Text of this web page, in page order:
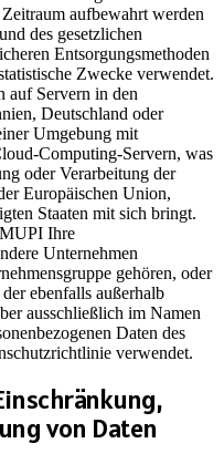
aufbewahrt werden
des gesetzlichen
Entsorgungsmethoden
Zwecke verwendet.
auf Servern in den
Deutschland oder
Umgebung mit
Computing-Servern, was
oder Verarbeitung der
Europäischen Union,
Staaten mit sich bringt.
Ihre
Unternehmen
gehören, oder
ebenfalls außerhalb
ausschließlich im Namen
Daten des
verwendet.
von Daten